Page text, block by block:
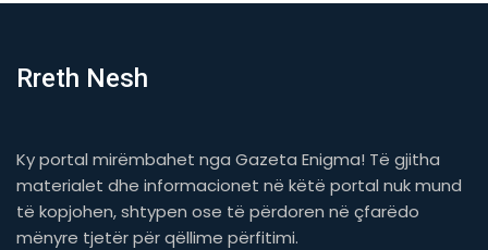
Rreth Nesh
Ky portal mirëmbahet nga Gazeta Enigma! Të gjitha
materialet dhe informacionet në këtë portal nuk mund
të kopjohen, shtypen ose të përdoren në çfarëdo
mënyre tjetër për qëllime përfitimi.